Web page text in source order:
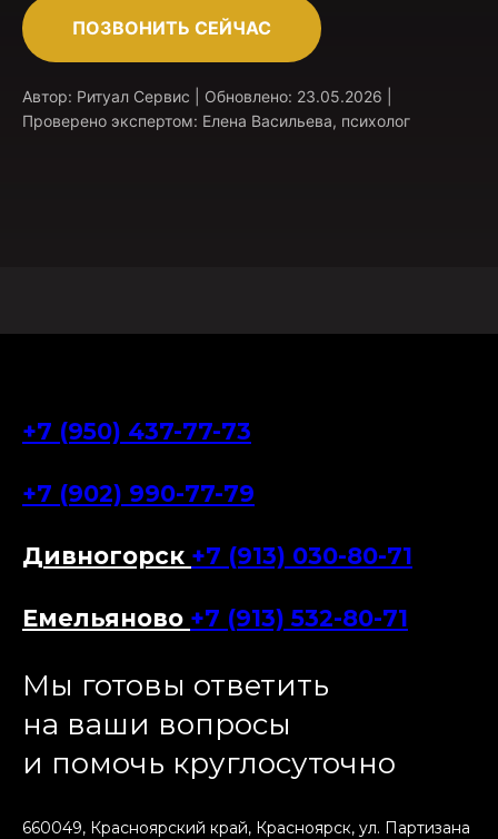
ПОЗВОНИТЬ СЕЙЧАС
Автор: Ритуал Сервис | Обновлено: 23.05.2026 |
Проверено экспертом: Елена Васильева, психолог
+7 (950) 437-77-73
+7 (902) 990-77-79
Дивногорск +7 (913) 030-80-71
Емельяново +7 (913) 532-80-71
Мы готовы ответить
на ваши вопросы
и помочь круглосуточно
660049, Красноярский край, Красноярск, ул. Партизана